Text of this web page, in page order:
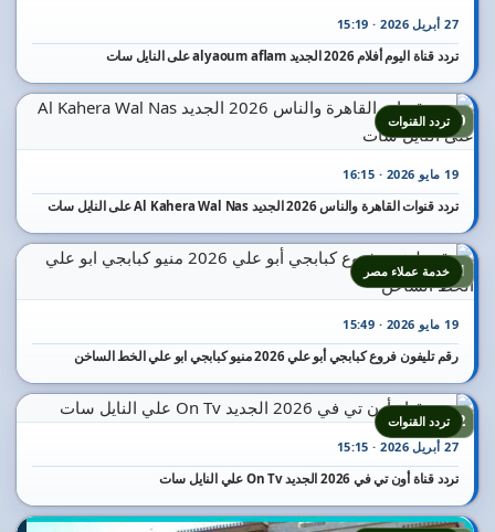
27 أبريل 2026 · 15:19
تردد قناة اليوم أفلام 2026 الجديد alyaoum aflam على النايل سات
20
19 مايو 2026 · 16:15
تردد قنوات القاهرة والناس 2026 الجديد Al Kahera Wal Nas على النايل سات
تردد القنوات
21
19 مايو 2026 · 15:49
رقم تليفون فروع كبابجي أبو علي 2026 منيو كبابجي ابو علي الخط الساخن
خدمة عملاء مصر
22
27 أبريل 2026 · 15:15
تردد قناة أون تي في 2026 الجديد On Tv علي النايل سات
تردد القنوات